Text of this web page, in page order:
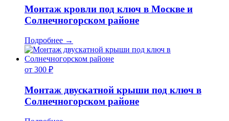
Монтаж кровли под ключ в Москве и
Солнечногорском районе
Подробнее →
от 300 ₽
Монтаж двускатной крыши под ключ в
Солнечногорском районе